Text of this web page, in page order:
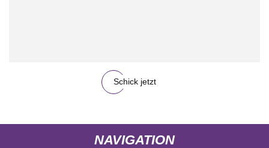
Schick jetzt
NAVIGATION